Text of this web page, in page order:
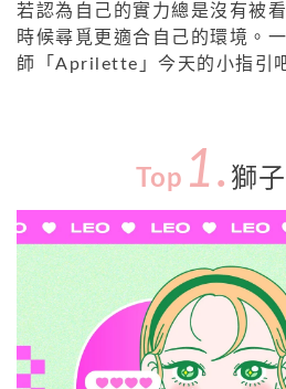
若認為自己的實力總是沒有被
時候尋覓更適合自己的環境。
師「Aprilette」今天的小指引
Top 1. 獅